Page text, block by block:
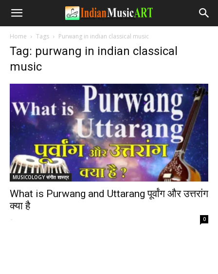
Home Tags Purwang in indian classical music
Tag: purwang in indian classical
music
MUSICOLOGY संगीत शास्त्र
What is Purwang and Uttarang पूर्वांग और उत्तरांग
क्या है
- 0